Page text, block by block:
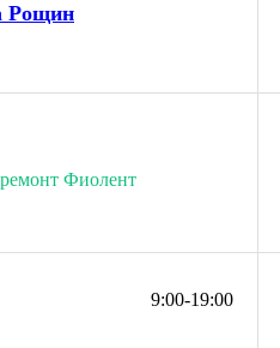
Рощин
Фиолент
9:00-19:00